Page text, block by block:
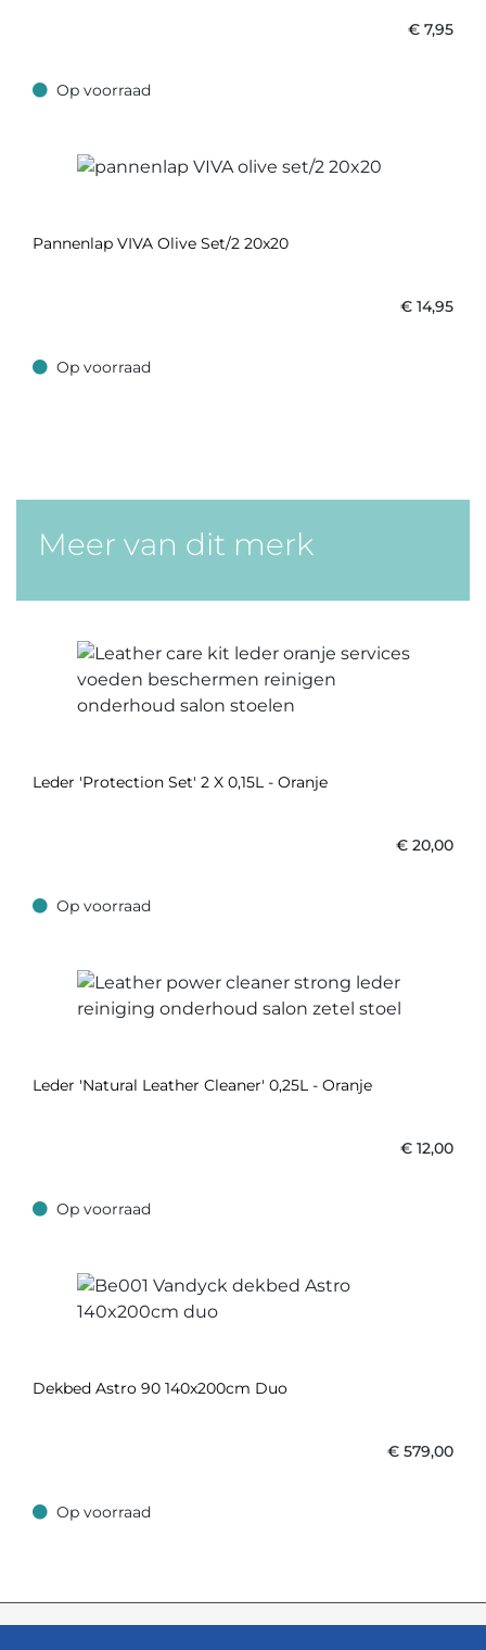
€ 7,95
Op voorraad
Op voorraad
Pannenlap VIVA Olive Set/2 20x20
€ 14,95
Op voorraad
Op voorraad
Meer van dit merk
Leder 'Protection Set' 2 X 0,15L - Oranje
€ 20,00
Op voorraad
Op voorraad
Leder 'Natural Leather Cleaner' 0,25L - Oranje
€ 12,00
Op voorraad
Op voorraad
Dekbed Astro 90 140x200cm Duo
€ 579,00
Op voorraad
Op voorraad